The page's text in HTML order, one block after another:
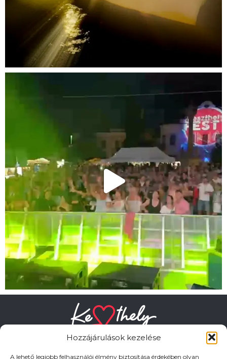
Hozzájárulások kezelése
A lehető legjobb felhasználói élmény biztosítása érdekében olyan